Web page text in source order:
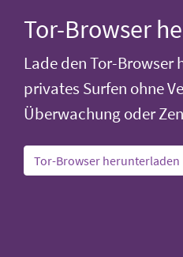
Tor-Browser
Lade den Tor-Browser
privates Surfen ohne
Überwachung oder
Tor-Browser herunterladen